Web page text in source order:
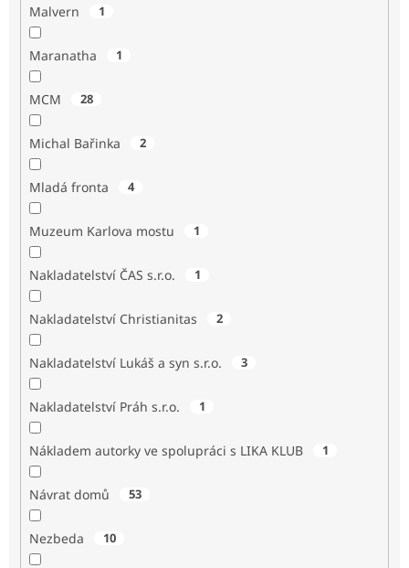
Malvern 1
Maranatha 1
MCM 28
Michal Bařinka 2
Mladá fronta 4
Muzeum Karlova mostu 1
Nakladatelství ČAS s.r.o. 1
Nakladatelství Christianitas 2
Nakladatelství Lukáš a syn s.r.o. 3
Nakladatelství Práh s.r.o. 1
Nákladem autorky ve spolupráci s LIKA KLUB 1
Návrat domů 53
Nezbeda 10